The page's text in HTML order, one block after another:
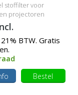
stoffilter voor
projectoren
BTW. Gratis
Bestel